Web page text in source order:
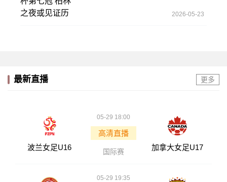
2026-05-23
最新直播 更多
波兰女足U16
05-29 18:00
高清直播
国际赛
加拿大女足U17
05-29 19:35